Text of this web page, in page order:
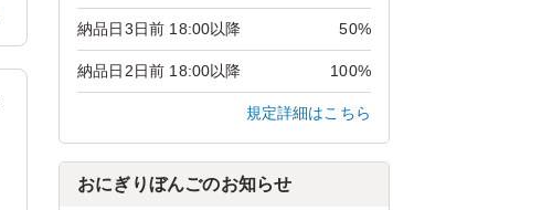
納品日3日前 18:00以降 50%
納品日2日前 18:00以降 100%
規定詳細はこちら
おにぎりぼんごのお知らせ